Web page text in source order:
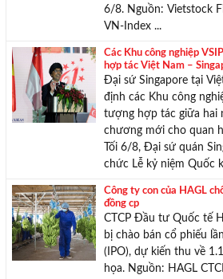
6/8. Nguồn: Vietstock
VN-Index ...
Các Khu công nghiệp
hợp tác Việt Nam –
Đại sứ Singapore tại
định các Khu công
tượng hợp tác giữa hai
chương mới cho quan
Tối 6/8, Đại sứ quán
chức Lễ kỷ niệm Quốc
Công ty con của HAGL
đồng cp
CTCP Đầu tư Quốc tế
bị chào bán cổ phiếu
(IPO), dự kiến thu về
họa. Nguồn: HAGL